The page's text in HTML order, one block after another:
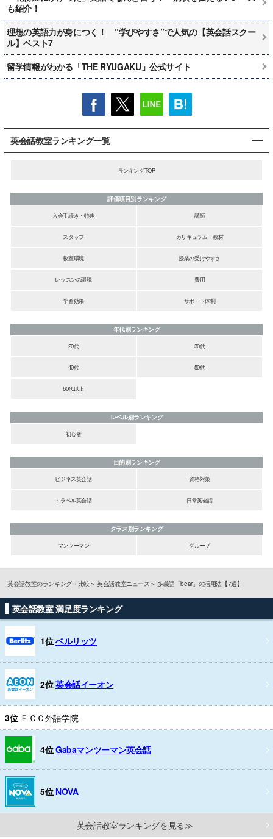
も紹介！
理想の英語力が身につく！ “学びやすさ”で人気の【英会話スクー
ル】ベスト7
留学情報がわかる「THE RYUGAKU」公式サイト
英会話教室ランキング一覧
ランキングTOP
評価項目別ランキング
入会手続き・特典
講師
スタッフ カリキュラム・教材
教室環境 授業の受けやすさ
レッスンの環境 費用
学習効果 サポート体制
年代別ランキング
20代
30代
40代 50代
60代以上
レベル別ランキング
初心者
目的別ランキング
ビジネス英会話
資格対策
トラベル英会話 日常英会話
クラス別ランキング
マンツーマン
グループ
英会話教室のランキング・比較 英会話教室ニュース 多義語「bear」の活用法【7選】
英会話教室 満足度ランキング
1位ベルリッツ
2位英会話イーオン
3位 ＥＣＣ外語学院
4位Gabaマンツーマン英会話
5位 NOVA
英会話教室ランキングを見る≫